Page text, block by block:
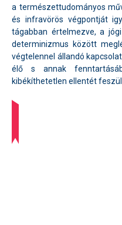
a természettudományos
és infravörös végpontját
tágabban értelmezve, a
determinizmus között
végtelennel állandó
élő s annak
kibékíthetetlen ellentét